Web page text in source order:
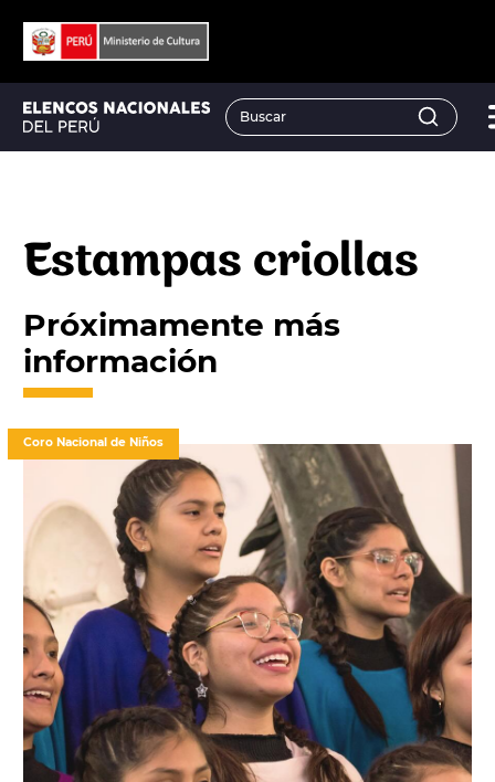
Estampas criollas
Próximamente más
información
Coro Nacional de Niños